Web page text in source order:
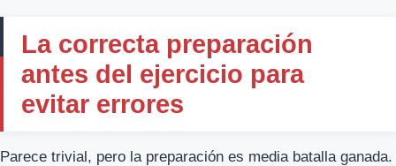
La correcta preparación
antes del ejercicio para
evitar errores
Parece trivial, pero la preparación es media batalla ganada.